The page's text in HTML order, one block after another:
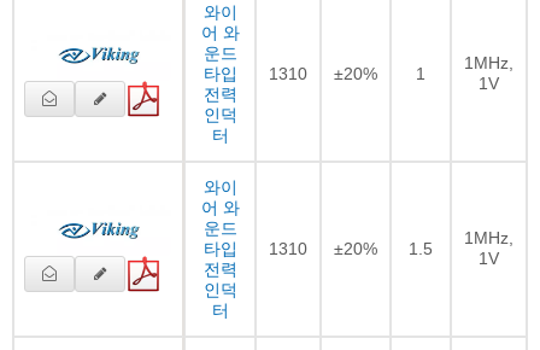
와이
어 와
운드
타입
전력
인덕
터
1310 ±20% 1
1MHz,
1V
와이
어 와
운드
타입
전력
인덕
터
1310 ±20% 1.5
1MHz,
1V